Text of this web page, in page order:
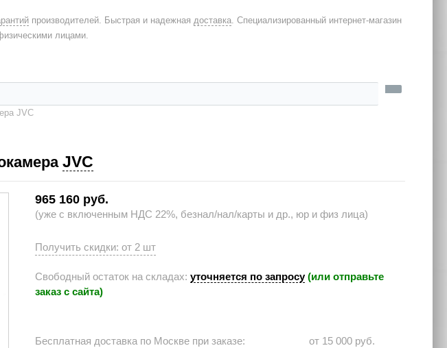
производителей. Быстрая и надежная доставка. Специализированный интернет-магазин
лицами.
JVC
JVC
965 160 руб.
(уже с включенным НДС 22%, безнал/нал/карты и др., юр и физ лица)
Получить скидки: от 2 шт
Свободный остаток на складах: уточняется по запросу(или отправьте
заказ с сайта)
Бесплатная доставка по Москве при заказе: ⠀⠀⠀⠀
от 15 000 руб.